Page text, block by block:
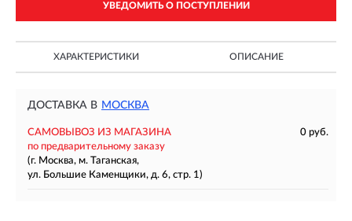
УВЕДОМИТЬ О ПОСТУПЛЕНИИ
ХАРАКТЕРИСТИКИ ОПИСАНИЕ
ДОСТАВКА В МОСКВА
САМОВЫВОЗ ИЗ МАГАЗИНА
0 руб.
по предварительному заказу
(г. Москва, м. Таганская,
ул. Большие Каменщики, д. 6, стр. 1)